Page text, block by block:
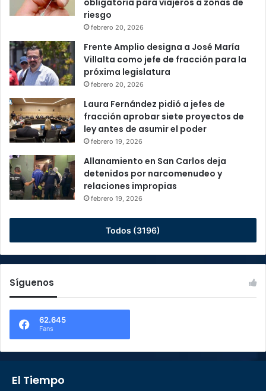
obligatoria para viajeros a zonas de
riesgo
febrero 20, 2026
Frente Amplio designa a José María
Villalta como jefe de fracción para la
próxima legislatura
febrero 20, 2026
Laura Fernández pidió a jefes de
fracción aprobar siete proyectos de
ley antes de asumir el poder
febrero 19, 2026
Allanamiento en San Carlos deja
detenidos por narcomenudeo y
relaciones impropias
febrero 19, 2026
Todos (3196)
Síguenos
62.645
Fans
El Tiempo